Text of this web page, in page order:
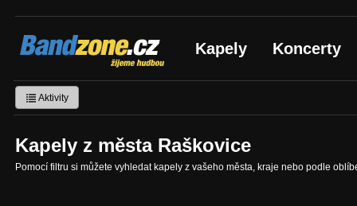
Bandzone.cz
žijeme hudbou Kapely Koncerty
Aktivity
Kapely z města Raškovice
Pomocí filtru si můžete vyhledat kapely z vašeho města, kraje nebo podle